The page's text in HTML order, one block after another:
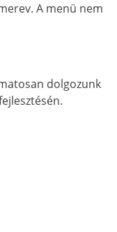
A menü nem
dolgozunk